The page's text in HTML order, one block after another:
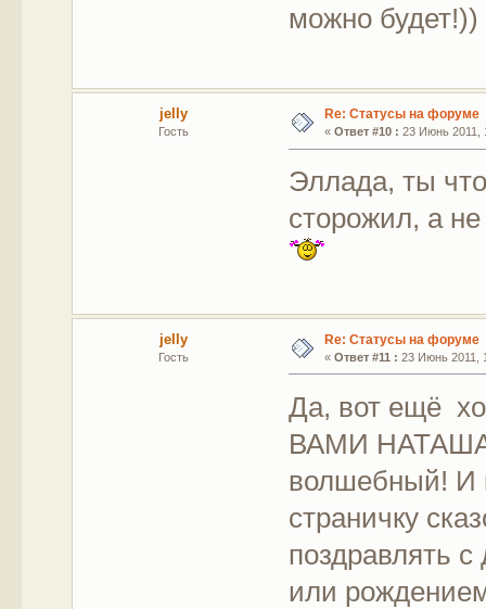
можно
jelly
Гость
Re: Статусы на форуме
« Ответ #10 : 23 Июнь 2011,
Эллада, ты
сторожил, а
jelly
Гость
Re: Статусы на форуме
« Ответ #11 : 23 Июнь 2011,
Да, вот ещё
ВАМИ НАТАША
волшебный! И
страничку
поздравлять
или